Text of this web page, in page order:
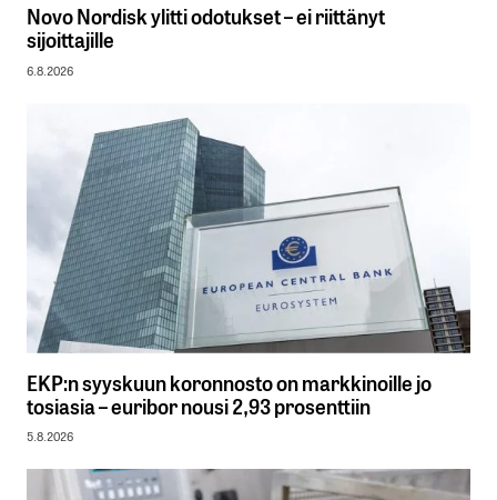
Novo Nordisk ylitti odotukset – ei riittänyt
sijoittajille
6.8.2026
EKP:n syyskuun koronnosto on markkinoille jo
tosiasia – euribor nousi 2,93 prosenttiin
5.8.2026